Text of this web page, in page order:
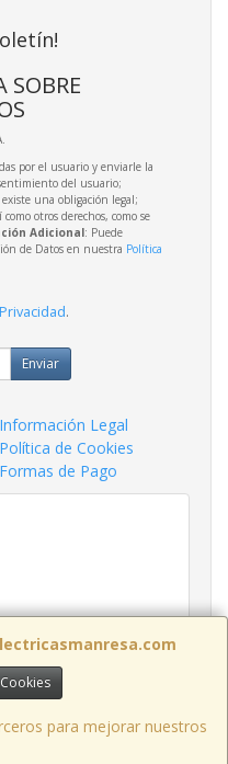
para mejorar nuestros
SOBRE
por el usuario y enviarle la
del usuario;
una obligación legal;
otros derechos, como se
Adicional: Puede
de Datos en nuestra Política
.
Enviar
Información Legal
Política de Cookies
Formas de Pago